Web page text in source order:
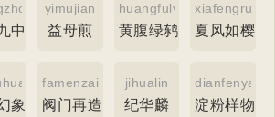
中
yimujian
益母煎
huangfulvdongbei
黄腹绿鸫鹎 夏风如樱
象
famenzaizao
阀门再造
jihualin
纪华麟 淀粉样物质